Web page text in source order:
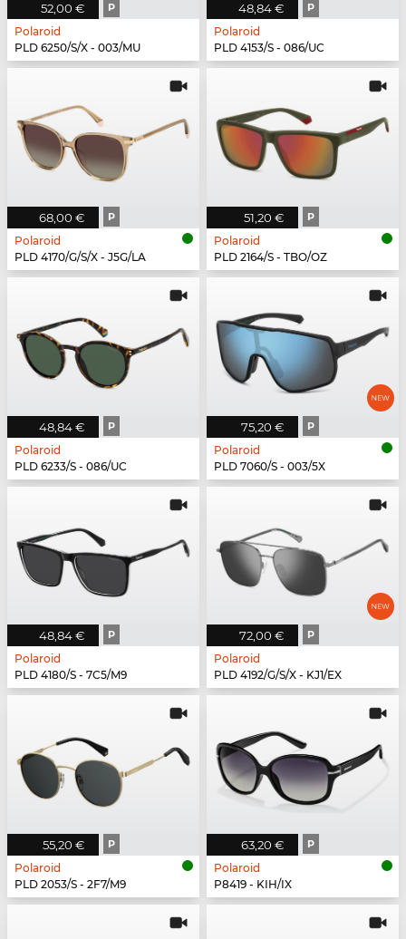
52,00 € P
Polaroid
PLD 6250/S/X - 003/MU
48,84 € P
Polaroid
PLD 4153/S - 086/UC
68,00 € P
Polaroid
PLD 4170/G/S/X - J5G/LA
51,20 € P
Polaroid
PLD 2164/S - TBO/OZ
48,84 € P
Polaroid
PLD 6233/S - 086/UC
75,20 € P
Polaroid
PLD 7060/S - 003/5X
48,84 € P
Polaroid
PLD 4180/S - 7C5/M9
72,00 € P
Polaroid
PLD 4192/G/S/X - KJ1/EX
55,20 € P
Polaroid
PLD 2053/S - 2F7/M9
63,20 € P
Polaroid
P8419 - KIH/IX